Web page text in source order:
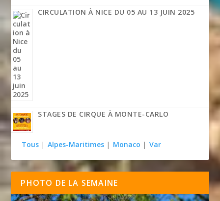
CIRCULATION À NICE DU 05 AU 13 JUIN 2025
STAGES DE CIRQUE À MONTE-CARLO
Tous | Alpes-Maritimes | Monaco | Var
PHOTO DE LA SEMAINE